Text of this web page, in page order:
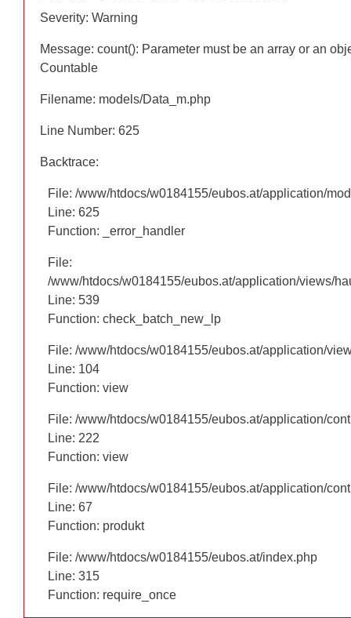
Severity: Warning
Message: count(): Parameter must be an array or an
Countable
Filename: models/Data_m.php
Line Number: 625
Backtrace:
File: /www/htdocs/w0184155/eubos.at/application/
Line: 625
Function: _error_handler
File:
/www/htdocs/w0184155/eubos.at/application/views/
Line: 460
Function: check_batch_new_lp
File: /www/htdocs/w0184155/eubos.at/application/
Line: 104
Function: view
File: /www/htdocs/w0184155/eubos.at/application/
Line: 222
Function: view
File: /www/htdocs/w0184155/eubos.at/application/
Line: 67
Function: produkt
File: /www/htdocs/w0184155/eubos.at/index.php
Line: 315
Function: require_once
Severity: Warning
Message: count(): Parameter must be an array or an
Countable
Filename: models/Data_m.php
Line Number: 625
Backtrace:
File: /www/htdocs/w0184155/eubos.at/application/
Line: 625
Function: _error_handler
File:
/www/htdocs/w0184155/eubos.at/application/views/
Line: 539
Function: check_batch_new_lp
File: /www/htdocs/w0184155/eubos.at/application/
Line: 104
Function: view
File: /www/htdocs/w0184155/eubos.at/application/
Line: 222
Function: view
File: /www/htdocs/w0184155/eubos.at/application/
Line: 67
Function: produkt
File: /www/htdocs/w0184155/eubos.at/index.php
Line: 315
Function: require_once